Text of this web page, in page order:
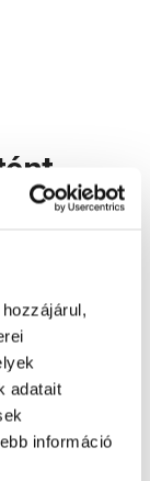
adatait
információ